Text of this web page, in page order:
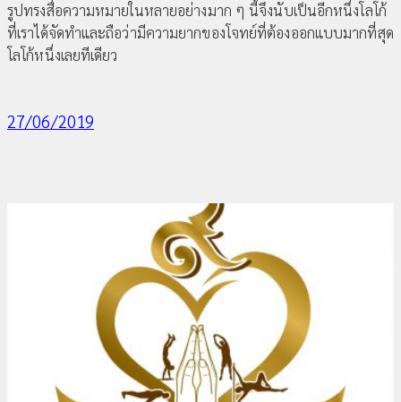
รูปทรงสื่อความหมายในหลายอย่างมาก ๆ นี้จึงนับเป็นอีกหนึ่งโลโก้
ที่เราได้จัดทำและถือว่ามีความยากของโจทย์ที่ต้องออกแบบมากที่สุด
โลโก้หนึ่งเลยทีเดียว
27/06/2019